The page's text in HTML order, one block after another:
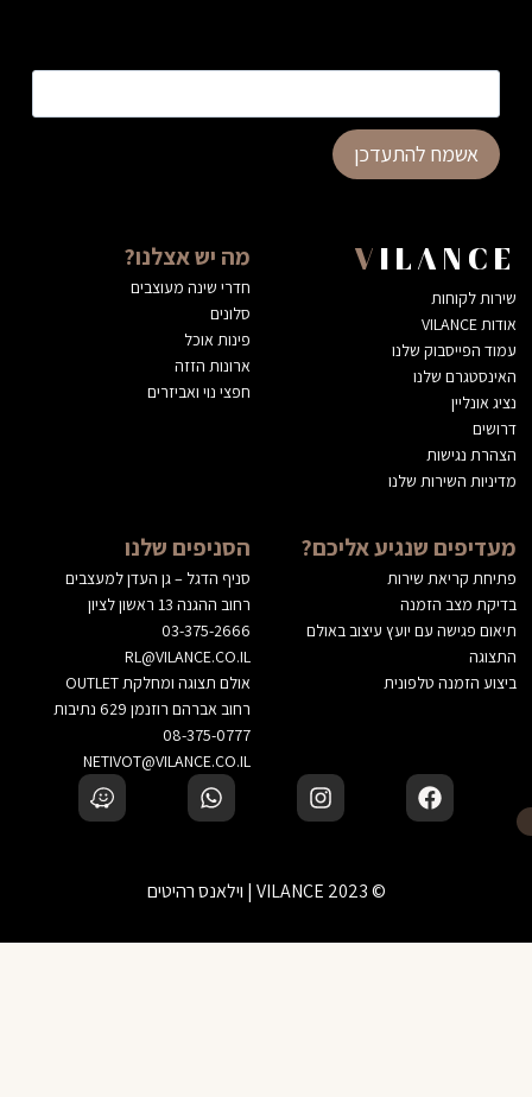
אשמח להתעדכן
VILANCE
שירות לקוחות
אודות VILANCE
עמוד הפייסבוק שלנו
האינסטגרם שלנו
נציג אונליין
דרושים
הצהרת נגישות
מדיניות השירות שלנו
מה יש אצלנו?
חדרי שינה מעוצבים
סלונים
פינות אוכל
ארונות הזזה
חפצי נוי ואביזרים
מעדיפים שנגיע אליכם?
פתיחת קריאת שירות
בדיקת מצב הזמנה
תיאום פגישה עם יועץ עיצוב באולם
התצוגה
ביצוע הזמנה טלפונית
הסניפים שלנו
סניף הדגל – גן העדן למעצבים
רחוב ההגנה 13 ראשון לציון
03-375-2666
RL@VILANCE.CO.IL
אולם תצוגה ומחלקת OUTLET
רחוב אברהם רוזנמן 629 נתיבות
08-375-0777
NETIVOT@VILANCE.CO.IL
© 2023 VILANCE | וילאנס רהיטים